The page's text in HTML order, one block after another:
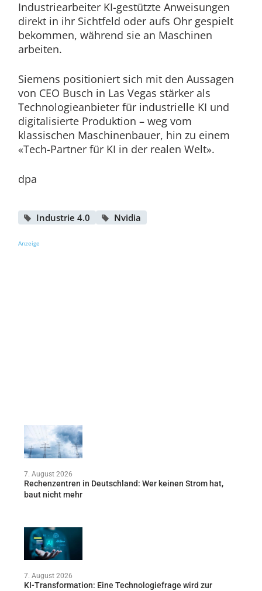
Industriearbeiter KI-gestützte Anweisungen
direkt in ihr Sichtfeld oder aufs Ohr gespielt
bekommen, während sie an Maschinen
arbeiten.
Siemens positioniert sich mit den Aussagen
von CEO Busch in Las Vegas stärker als
Technologieanbieter für industrielle KI und
digitalisierte Produktion – weg vom
klassischen Maschinenbauer, hin zu einem
«Tech-Partner für KI in der realen Welt».
dpa
Industrie 4.0 Nvidia
Anzeige
7. August 2026
Rechenzentren in Deutschland: Wer keinen Strom hat,
baut nicht mehr
7. August 2026
KI-Transformation: Eine Technologiefrage wird zur